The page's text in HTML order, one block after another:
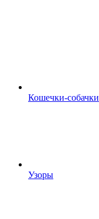
Кошечки-собачки
Узоры